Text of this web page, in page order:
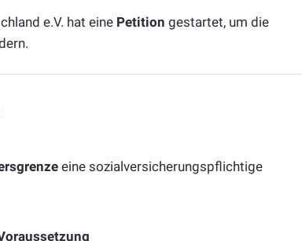
e.V. hat eine Petition gestartet, um die
eine sozialversicherungspflichtige